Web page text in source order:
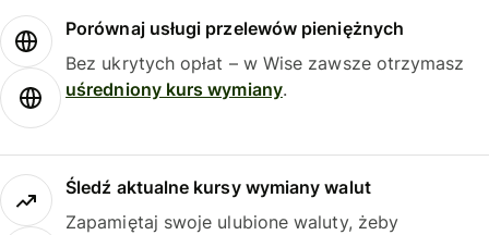
Porównaj usługi przelewów pieniężnych
Bez ukrytych opłat – w Wise zawsze otrzymasz
uśredniony kurs wymiany.
Śledź aktualne kursy wymiany walut
Zapamiętaj swoje ulubione waluty, żeby